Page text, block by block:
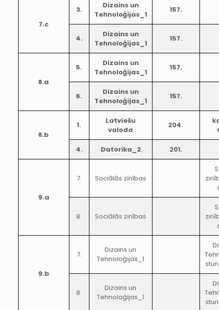
7.c
3.
Dizains un
Tehnoloģijas_1
157.
4.
Dizains un
Tehnoloģijas_1
157.
8.a
5.
Dizains un
Tehnoloģijas_1
157.
6.
Dizains un
Tehnoloģijas_1
157.
8.b
1.
Latviešu
valoda
204.
4. Datorika_2 201.
9.a
7. Sociālās zinības
8. Sociālās zinības
9.b
7.
Dizains un
Tehnoloģijas_1
8.
Dizains un
Tehnoloģijas_1